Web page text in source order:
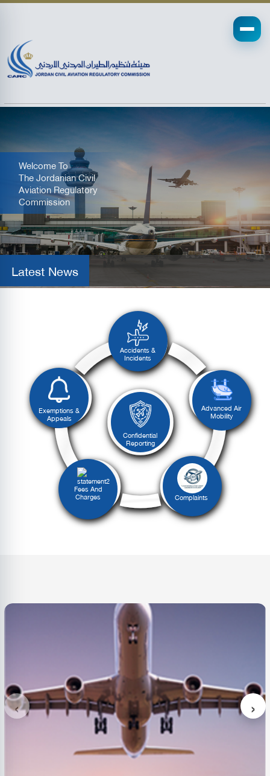
Welcome To
The Jordanian Civil
Aviation Regulatory
Commission
Latest News
Accidents &
Incidents
Advanced Air
Mobility
Fees And
Charges
Exemptions &
Appeals
Confidential
Reporting
Complaints